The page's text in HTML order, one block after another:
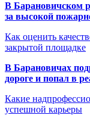
В Барановичском
за высокой
Как оценить
закрытой площадке
В Барановичах
дороге и попал в
Какие
успешной карьеры